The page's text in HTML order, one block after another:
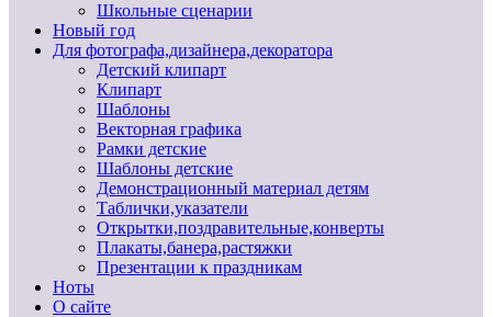
Школьные сценарии
Новый год
Для фотографа,дизайнера,декоратора
Детский клипарт
Клипарт
Шаблоны
Векторная графика
Рамки детские
Шаблоны детские
Демонстрационный материал детям
Таблички,указатели
Открытки,поздравительные,конверты
Плакаты,банера,растяжки
Презентации к праздникам
Ноты
О сайте